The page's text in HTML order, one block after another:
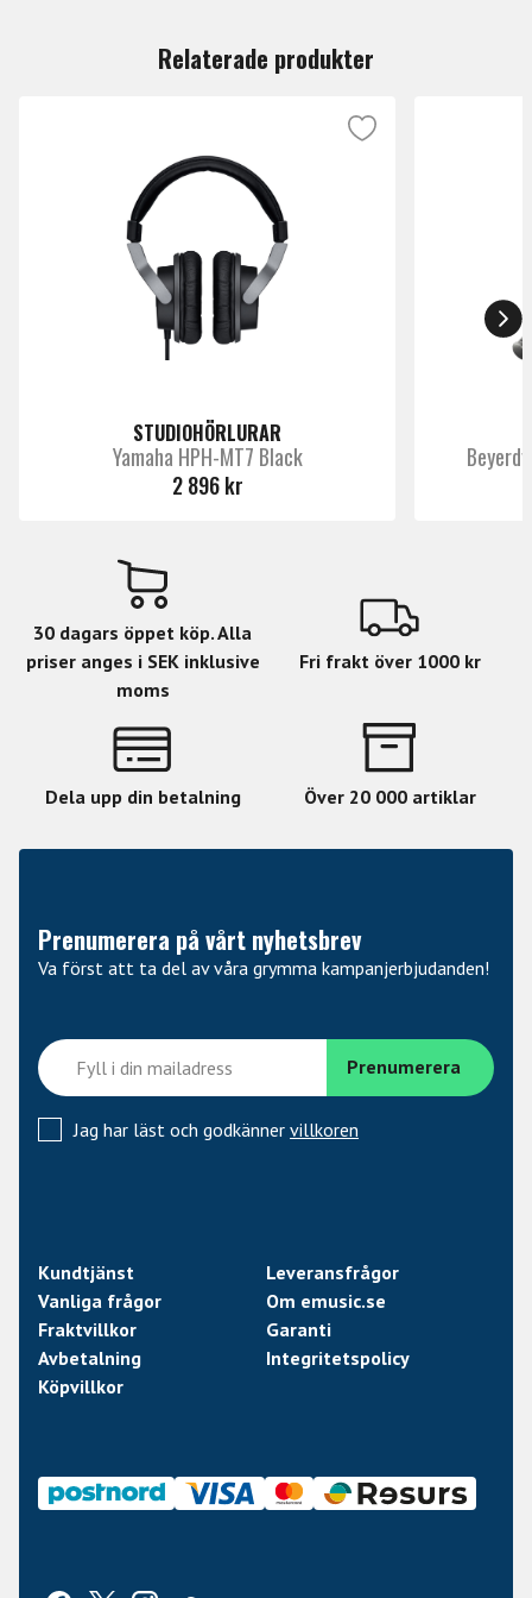
Sennheiser
Relaterade produkter
STUDIOHÖRLURAR
Yamaha HPH-MT7 Black
2 896 kr
30 dagars öppet köp. Alla
priser anges i SEK inklusive
moms
Fri frakt över 1000 kr
Dela upp din betalning Över 20 000 artiklar
Prenumerera på vårt nyhetsbrev
Va först att ta del av våra grymma kampanjerbjudanden!
Jag har läst och godkänner villkoren
Kundtjänst
Leveransfrågor
Vanliga frågor
Om emusic.se
Fraktvillkor
Garanti
Avbetalning
Integritetspolicy
Köpvillkor